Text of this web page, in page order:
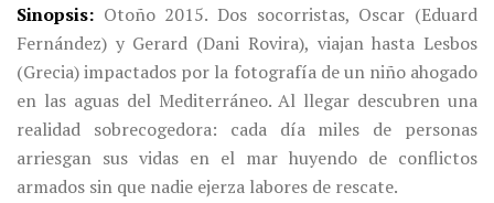
Sinopsis
Otoño 2015. Dos socorristas, Oscar (Eduard
Fernández) y Gerard (Dani Rovira), viajan hasta Lesbos
(Grecia) impactados por la fotografía de un niño ahogado
en las aguas del Mediterráneo. Al llegar descubren una
realidad sobrecogedora: cada día miles de personas
arriesgan sus vidas en el mar huyendo de conflictos
armados sin que nadie ejerza labores de rescate.